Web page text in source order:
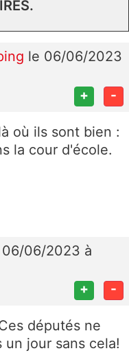
le 06/06/2023
+ -
où ils sont bien :
la cour d'école.
06/2023 à
+ -
députés ne
jour sans cela!